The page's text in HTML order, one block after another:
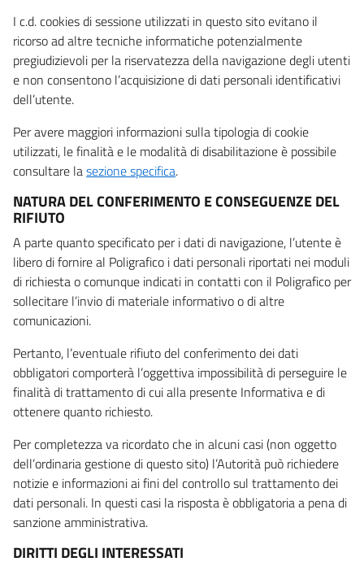
I c.d. cookies di sessione utilizzati in questo sito evitano il
ricorso ad altre tecniche informatiche potenzialmente
pregiudizievoli per la riservatezza della navigazione degli utenti
e non consentono l’acquisizione di dati personali identificativi
dell’utente.
Per avere maggiori informazioni sulla tipologia di cookie
utilizzati, le finalità e le modalità di disabilitazione è possibile
consultare lasezione specifica.
NATURA DEL CONFERIMENTO E CONSEGUENZE DEL
RIFIUTO
A parte quanto specificato per i dati di navigazione, l’utente è
libero di fornire al Poligrafico i dati personali riportati nei moduli
di richiesta o comunque indicati in contatti con il Poligrafico per
sollecitare l’invio di materiale informativo o di altre
comunicazioni.
Pertanto, l’eventuale rifiuto del conferimento dei dati
obbligatori comporterà l’oggettiva impossibilità di perseguire le
finalità di trattamento di cui alla presente Informativa e di
ottenere quanto richiesto.
Per completezza va ricordato che in alcuni casi (non oggetto
dell’ordinaria gestione di questo sito) l’Autorità può richiedere
notizie e informazioni ai fini del controllo sul trattamento dei
dati personali. In questi casi la risposta è obbligatoria a pena di
sanzione amministrativa.
DIRITTI DEGLI INTERESSATI